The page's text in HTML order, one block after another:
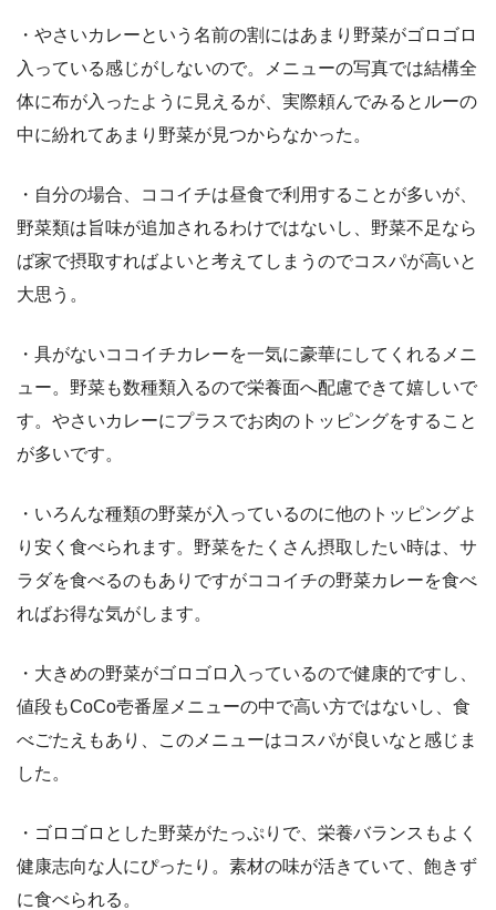
・やさいカレーという名前の割にはあまり野菜がゴロゴロ
入っている感じがしないので。メニューの写真では結構全
体に布が入ったように見えるが、実際頼んでみるとルーの
中に紛れてあまり野菜が見つからなかった。
・自分の場合、ココイチは昼食で利用することが多いが、
野菜類は旨味が追加されるわけではないし、野菜不足なら
ば家で摂取すればよいと考えてしまうのでコスパが高いと
大思う。
・具がないココイチカレーを一気に豪華にしてくれるメニ
ュー。野菜も数種類入るので栄養面へ配慮できて嬉しいで
す。やさいカレーにプラスでお肉のトッピングをすること
が多いです。
・いろんな種類の野菜が入っているのに他のトッピングよ
り安く食べられます。野菜をたくさん摂取したい時は、サ
ラダを食べるのもありですがココイチの野菜カレーを食べ
ればお得な気がします。
・大きめの野菜がゴロゴロ入っているので健康的ですし、
値段もCoCo壱番屋メニューの中で高い方ではないし、食
べごたえもあり、このメニューはコスパが良いなと感じま
した。
・ゴロゴロとした野菜がたっぷりで、栄養バランスもよく
健康志向な人にぴったり。素材の味が活きていて、飽きず
に食べられる。